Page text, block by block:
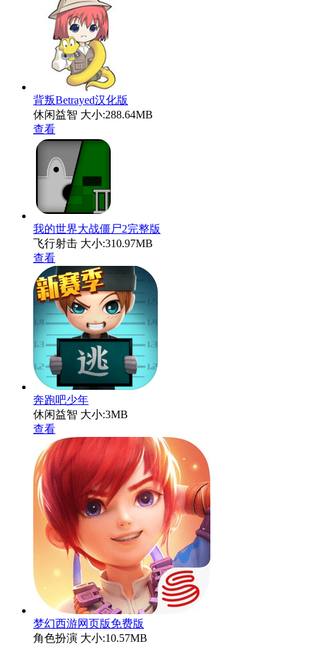
背叛Betrayed汉化版
休闲益智 大小:288.64MB
查看
我的世界大战僵尸2完整版
飞行射击 大小:310.97MB
查看
奔跑吧少年
休闲益智 大小:3MB
查看
梦幻西游网页版免费版
角色扮演 大小:10.57MB